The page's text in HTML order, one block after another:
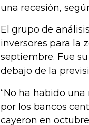
una recesión,
El grupo de
inversores para la
septiembre. Fue
debajo de la
“No ha habido
por los bancos
cayeron en